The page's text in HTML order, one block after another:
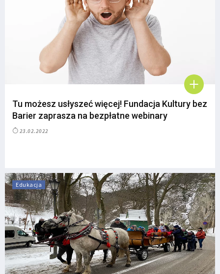
Tu możesz usłyszeć więcej! Fundacja Kultury bez
Barier zaprasza na bezpłatne webinary
23.02.2022
Edukacja